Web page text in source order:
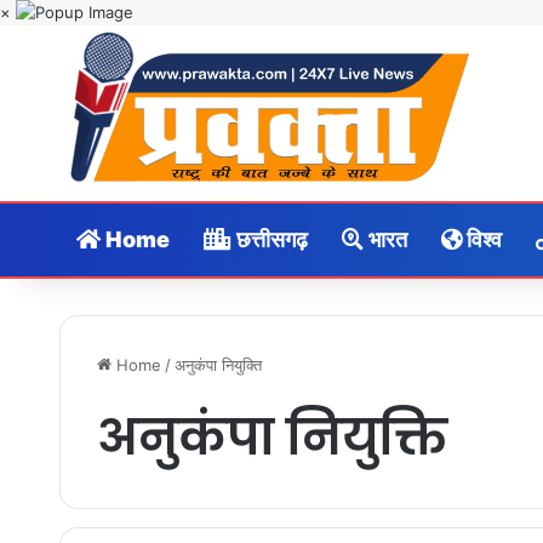
×
Home छत्तीसगढ़ भारत विश्व
Home / अनुकंपा नियुक्ति
अनुकंपा नियुक्ति